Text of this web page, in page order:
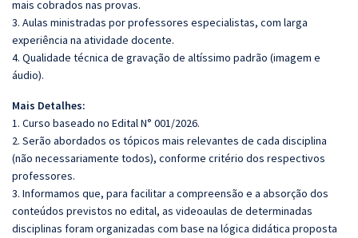
mais cobrados nas provas.
3. Aulas ministradas por professores especialistas, com larga
experiência na atividade docente.
4. Qualidade técnica de gravação de altíssimo padrão (imagem e
áudio).
Mais Detalhes:
1. Curso baseado no Edital N° 001/2026.
2. Serão abordados os tópicos mais relevantes de cada disciplina
(não necessariamente todos), conforme critério dos respectivos
professores.
3. Informamos que, para facilitar a compreensão e a absorção dos
conteúdos previstos no edital, as videoaulas de determinadas
disciplinas foram organizadas com base na lógica didática proposta